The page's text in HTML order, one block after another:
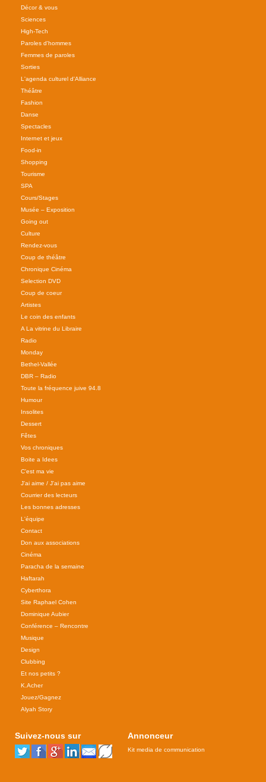
Décor & vous
Sciences
High-Tech
Paroles d'hommes
Femmes de paroles
Sorties
L'agenda culturel d'Alliance
Théâtre
Fashion
Danse
Spectacles
Internet et jeux
Food-in
Shopping
Tourisme
SPA
Cours/Stages
Musée – Exposition
Going out
Culture
Rendez-vous
Coup de théâtre
Chronique Cinéma
Selection DVD
Coup de coeur
Artistes
Le coin des enfants
A La vitrine du Libraire
Radio
Monday
Bethel-Vallée
DBR – Radio
Toute la fréquence juive 94.8
Humour
Insolites
Dessert
Fêtes
Vos chroniques
Boite a Idees
C'est ma vie
J'ai aime / J'ai pas aime
Courrier des lecteurs
Les bonnes adresses
L'équipe
Contact
Don aux associations
Cinéma
Paracha de la semaine
Haftarah
Cyberthora
Site Raphael Cohen
Dominique Aubier
Conférence – Rencontre
Musique
Design
Clubbing
Et nos petits ?
K.Acher
Jouez/Gagnez
Alyah Story
Suivez-nous sur Annonceur
Kit media de communication